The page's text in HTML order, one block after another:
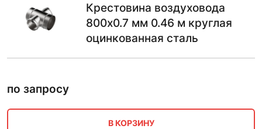
Крестовина воздуховода
800х0.7 мм 0.46 м круглая
оцинкованная сталь
по запросу
В КОРЗИНУ